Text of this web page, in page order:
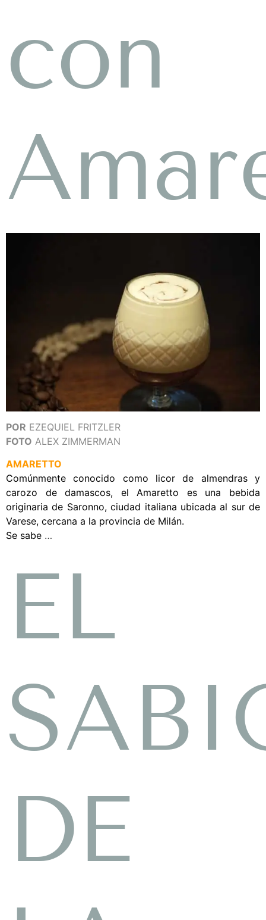
con
POR EZEQUIEL FRITZLER
FOTO ALEX ZIMMERMAN
AMARETTO
Comúnmente conocido como licor de almendras y
carozo de damascos, el Amaretto es una bebida
originaria de Saronno, ciudad italiana ubicada al sur de
Varese, cercana a la provincia de Milán.
Se sabe …
EL
DE